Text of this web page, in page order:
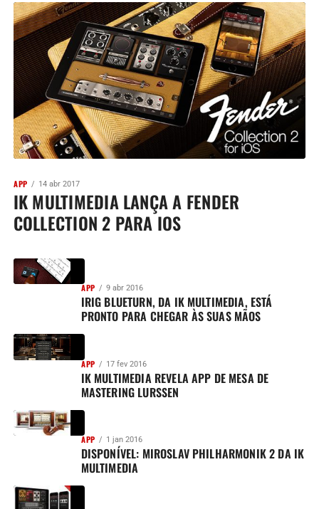
APP 14 abr 2017
IK MULTIMEDIA LANÇA A FENDER
COLLECTION 2 PARA IOS
APP 9 abr 2016
IRIG BLUETURN, DA IK MULTIMEDIA, ESTÁ
PRONTO PARA CHEGAR ÀS SUAS MÃOS
APP 17 fev 2016
IK MULTIMEDIA REVELA APP DE MESA DE
MASTERING LURSSEN
APP 1 jan 2016
DISPONÍVEL: MIROSLAV PHILHARMONIK 2 DA IK
MULTIMEDIA